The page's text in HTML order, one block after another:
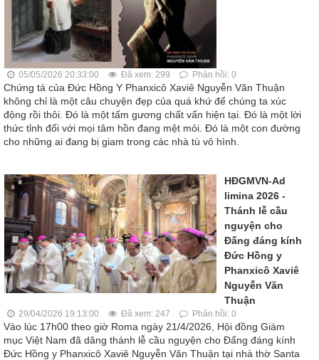
05/05/2026 20:33:00 Đã xem: 299 Phản hồi: 0
Chứng tá của Đức Hồng Y Phanxicô Xaviê Nguyễn Văn Thuận
không chỉ là một câu chuyện đẹp của quá khứ để chúng ta xúc
động rồi thôi. Đó là một tấm gương chất vấn hiện tại. Đó là một lời
thức tỉnh đối với mọi tâm hồn đang mệt mỏi. Đó là một con đường
cho những ai đang bị giam trong các nhà tù vô hình.
HĐGMVN-Ad
limina 2026 -
Thánh lễ cầu
nguyện cho
Đấng đáng kính
Đức Hồng y
Phanxicô Xaviê
Nguyễn Văn
Thuận
29/04/2026 19:13:00 Đã xem: 247 Phản hồi: 0
Vào lúc 17h00 theo giờ Roma ngày 21/4/2026, Hội đồng Giám
mục Việt Nam đã dâng thánh lễ cầu nguyện cho Đấng đáng kính
Đức Hồng y Phanxicô Xaviê Nguyễn Văn Thuận tại nhà thờ Santa